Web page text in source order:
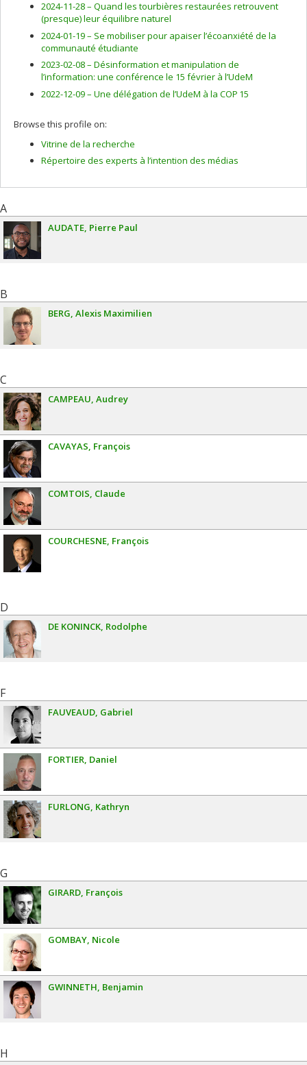
2024-11-28 – Quand les tourbières restaurées retrouvent
(presque) leur équilibre naturel
2024-01-19 – Se mobiliser pour apaiser l’écoanxiété de la
communauté étudiante
2023-02-08 – Désinformation et manipulation de
l’information: une conférence le 15 février à l’UdeM
2022-12-09 – Une délégation de l’UdeM à la COP 15
Browse this profile on:
Vitrine de la recherche
Répertoire des experts à l’intention des médias
A
AUDATE Pierre Paul
B
BERG Alexis Maximilien
C
CAMPEAU Audrey
CAVAYAS François
COMTOIS Claude
COURCHESNE François
D
DE KONINCK Rodolphe
F
FAUVEAUD Gabriel
FORTIER Daniel
FURLONG Kathryn
G
GIRARD François
GOMBAY Nicole
GWINNETH Benjamin
H